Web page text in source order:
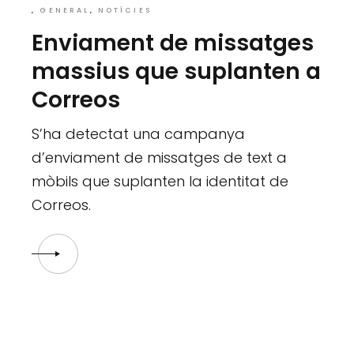
GENERAL NOTÍCIES
Enviament de missatges
massius que suplanten a
Correos
S’ha detectat una campanya
d’enviament de missatges de text a
mòbils que suplanten la identitat de
Correos.